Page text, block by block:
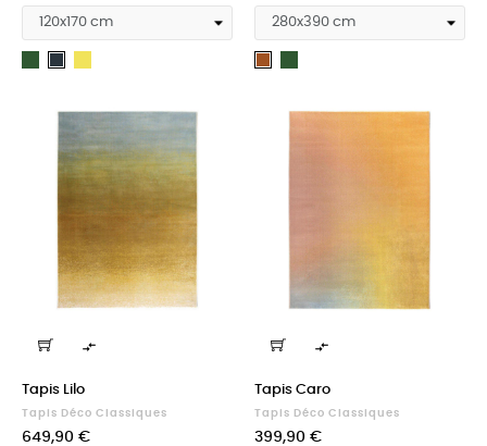

Tapis Lilo
Tapis Déco Classiques
Prix
649,90 €

Tapis Caro
Tapis Déco Classiques
Prix
399,90 €